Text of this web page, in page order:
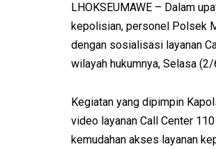
LHOKSEUMAWE – Dalam
kepolisian, personel Polsek
dengan sosialisasi layanan
wilayah hukumnya, Selasa
Kegiatan yang dipimpin
video layanan Call Center
kemudahan akses layanan